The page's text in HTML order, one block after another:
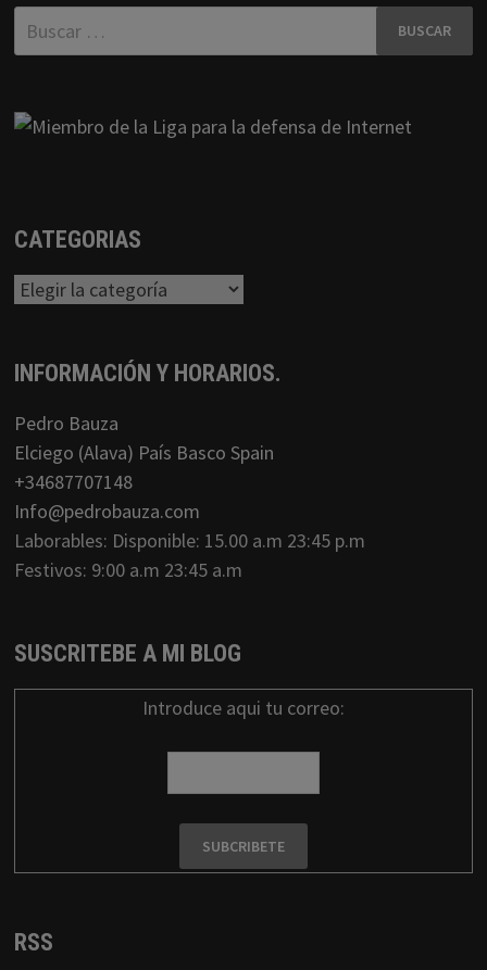
Buscar:
CATEGORIAS
Categorias
INFORMACIÓN Y HORARIOS.
Pedro Bauza
Elciego (Alava) País Basco Spain
+34687707148
Info@pedrobauza.com
Laborables: Disponible: 15.00 a.m 23:45 p.m
Festivos: 9:00 a.m 23:45 a.m
SUSCRITEBE A MI BLOG
Introduce aqui tu correo:
RSS